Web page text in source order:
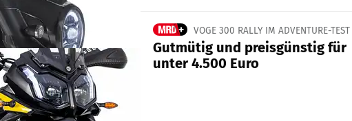
VOGE 300 RALLY IM ADVENTURE-TEST
Gutmütig und preisgünstig für
unter 4.500 Euro